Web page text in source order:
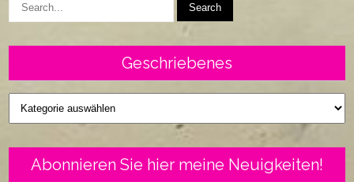
Geschriebenes
Geschriebenes
Abonnieren Sie hier meine Neuigkeiten!